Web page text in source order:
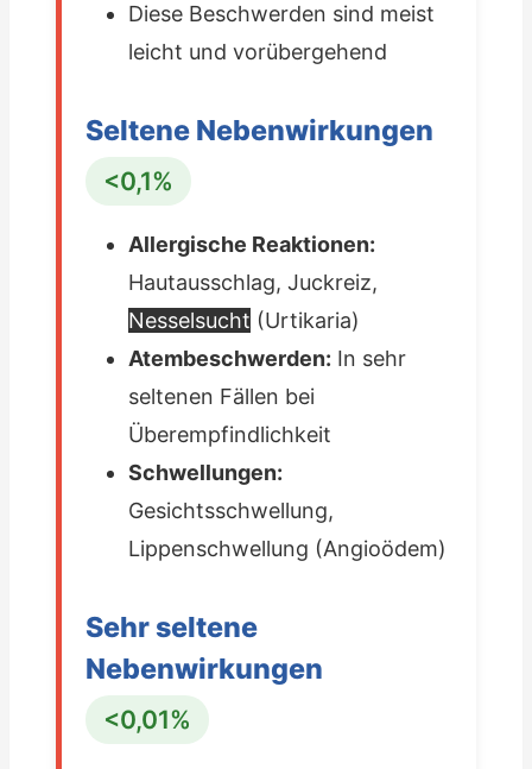
Diese Beschwerden sind meist
leicht und vorübergehend
Seltene Nebenwirkungen
<0,1%
Allergische Reaktionen:
Hautausschlag, Juckreiz,
Nesselsucht (Urtikaria)
Atembeschwerden: In sehr
seltenen Fällen bei
Überempfindlichkeit
Schwellungen:
Gesichtsschwellung,
Lippenschwellung (Angioödem)
Sehr seltene
Nebenwirkungen
<0,01%